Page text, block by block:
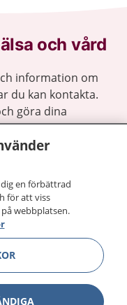
och vård
information om
du kan kontakta.
göra dina
1177 för
Show
Show
en förbättrad
för att viss
webbplatsen.